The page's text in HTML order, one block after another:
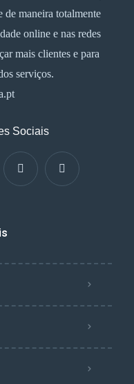
de maneira totalmente
online e nas redes
mais clientes e para
serviços.
Sociais